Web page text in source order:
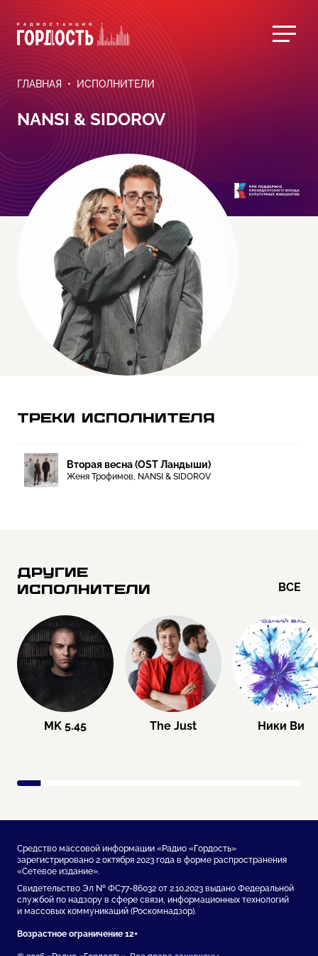
ГЛАВНАЯ ИСПОЛНИТЕЛИ
NANSI & SIDOROV
ТРЕКИ ИСПОЛНИТЕЛЯ
Вторая весна (OST Ландыши)
Женя Трофимов, NANSI & SIDOROV
ДРУГИЕ
ИСПОЛНИТЕЛИ
ВСЕ
MK 5.45 The Just Ники Ви
Средство массовой информации «Радио «Гордость»
зарегистрировано 2 октября 2023 года в форме распространения
«Сетевое издание».
Свидетельство Эл № ФС77-86032 от 2.10.2023 выдано Федеральной
службой по надзору в сфере связи, информационных технологий
и массовых коммуникаций (Роскомнадзор).
Возрастное ограничение 12+